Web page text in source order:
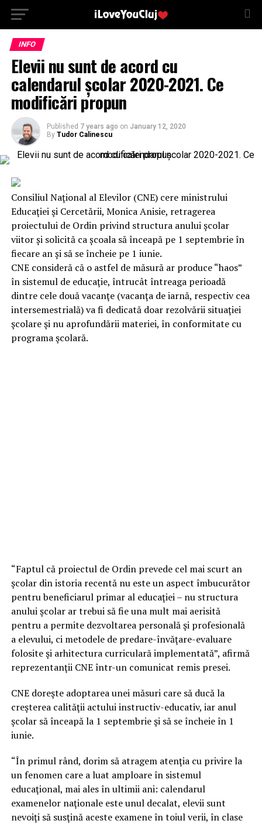
INFO
Elevii nu sunt de acord cu
calendarul școlar 2020-2021. Ce
modificări propun
Published 7 years ago on January 12, 2020
By Tudor Calinescu
Consiliul Naţional al Elevilor (CNE) cere ministrului
Educaţiei şi Cercetării, Monica Anisie, retragerea
proiectului de Ordin privind structura anului şcolar
viitor și solicită ca școala să înceapă pe 1 septembrie în
fiecare an și să se încheie pe 1 iunie.
CNE consideră că o astfel de măsură ar produce “haos”
în sistemul de educaţie, întrucât întreaga perioadă
dintre cele două vacanţe (vacanţa de iarnă, respectiv cea
intersemestrială) va fi dedicată doar rezolvării situaţiei
şcolare şi nu aprofundării materiei, în conformitate cu
programa şcolară.
“Faptul că proiectul de Ordin prevede cel mai scurt an
şcolar din istoria recentă nu este un aspect îmbucurător
pentru beneficiarul primar al educaţiei – nu structura
anului şcolar ar trebui să fie una mult mai aerisită
pentru a permite dezvoltarea personală şi profesională
a elevului, ci metodele de predare-învăţare-evaluare
folosite şi arhitectura curriculară implementată”, afirmă
reprezentanţii CNE într-un comunicat remis presei.
CNE doreşte adoptarea unei măsuri care să ducă la
creşterea calităţii actului instructiv-educativ, iar anul
şcolar să înceapă la 1 septembrie şi să se încheie în 1
iunie.
“În primul rând, dorim să atragem atenţia cu privire la
un fenomen care a luat amploare în sistemul
educaţional, mai ales în ultimii ani: calendarul
examenelor naţionale este unul decalat, elevii sunt
nevoiţi să susţină aceste examene în toiul verii, în clase